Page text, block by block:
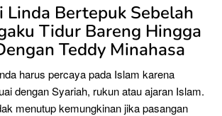
Linda Bertepuk Sebelah
Tidur Bareng Hingga
Teddy Minahasa
harus percaya pada Islam karena
dengan Syariah, rukun atau ajaran Islam.
menutup kemungkinan jika pasangan